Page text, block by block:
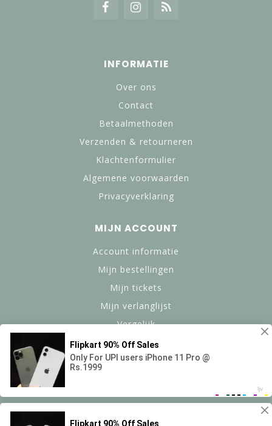
INFORMATIE
Over ons
Contact
Betaalmethoden
Verzenden & retourneren
Klachtenformulier
Algemene voorwaarden
Privacyverklaring
MIJN ACCOUNT
Account informatie
Mijn bestellingen
Mijn tickets
Mijn verlanglijst
Vergelijk
Alle producten